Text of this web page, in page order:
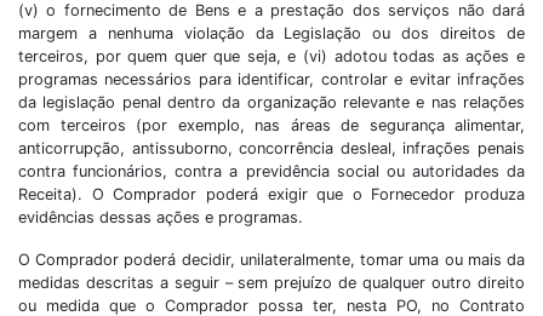
(v) o fornecimento de Bens e a prestação dos serviços não dará
margem a nenhuma violação da Legislação ou dos direitos de
terceiros, por quem quer que seja, e (vi) adotou todas as ações e
programas necessários para identificar, controlar e evitar infrações
da legislação penal dentro da organização relevante e nas relações
com terceiros (por exemplo, nas áreas de segurança alimentar,
anticorrupção, antissuborno, concorrência desleal, infrações penais
contra funcionários, contra a previdência social ou autoridades da
Receita). O Comprador poderá exigir que o Fornecedor produza
evidências dessas ações e programas.
O Comprador poderá decidir, unilateralmente, tomar uma ou mais da
medidas descritas a seguir – sem prejuízo de qualquer outro direito
ou medida que o Comprador possa ter, nesta PO, no Contrato